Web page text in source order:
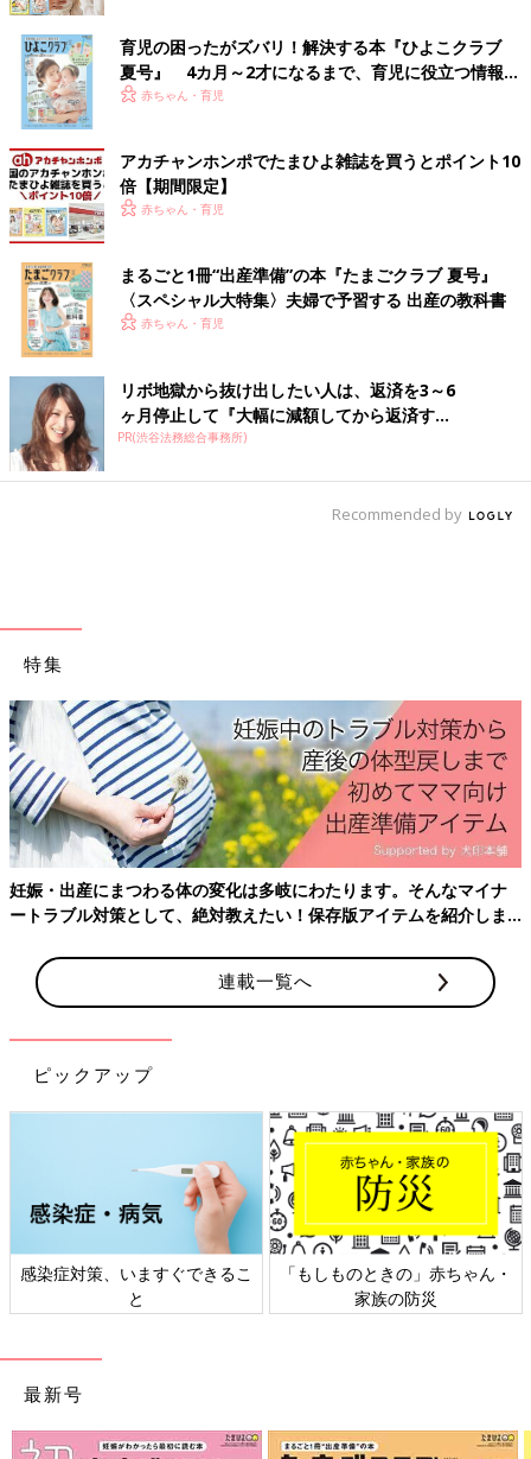
きながら謝って仲直りしたけど、母に酷いことしたなぁと今でも
反省です」（みらい）
「里帰り出産で、実父にガルガルが酷かったです。もともとは二
人でお酒をのみに行くほど仲良しだったのに、産後は父がそばに
さしくバイ菌扱い。でも罪悪感はあったので、喧嘩したあとは一
人で泣いていました。母や夫に相談して、早めに家に戻ったら少
しずつ解消していきました」（あお）
「子どもが実母だとすんなり抱っこされるのに、私に対してはギ
ャン泣き。そのたびに母親になれない気がしました」（姫ママ）
「どうでもいいことについて両親と祖母に説教していました。今
思えば明らかに常軌を逸したおかしな言動だったけれど、みんな
優しくしてくれて感謝しかないです…」（あおあお）
「妊娠前から実母が苦手でしたが、妊娠・出産後は、さらに苦手
になりました」（奈っ茶。）
「抱っこの仕方や話しかける位置（むきぐせや反りが気になる）
など、ちょっとしたことも全てが気にくわなくて、1人でイライ
ラしていた」（もきち）
「子育て初心者の私に、まわりの人たちから『そんな心配しなく
ても適当で大丈夫だよ～』『どうにか育ってくから、もっと気抜
いて平気だよ～』などのアドバイスをいただきました。今思えば
心を軽くする為とわかりますが、当時は神経質になりすぎて受け
止める余裕がなく『当事者じゃないから適当なこと言えるだけ
だ！』『お前に私の何が分かるんじゃーー！！』と、なってまし
た（笑）」（ゆずまる）
「ガルガル期はいろいろな要素が絡み合っている」とは、ベテラ
ン助産師の濵脇文子先生。ガルガル期の過ごし方のアドバイスを
頂きました。
「ガルガル期」という表現は、医学的な用語ではありません。
マ
マたちの気持ちを表現した言葉
だと思います。産後、母が精神的
に不安定な状態になることがよくあり、原因はいろいろな要素が
絡み合っていると推測されています。
【ホルモンバランスの変化】
ています。オキシトシンは別名・愛情ホルモンとも言われ、赤ち
ゃんと接することで脳から分泌され、
っている
のです。
育児の困ったがズバリ！解決する本『ひよこクラブ
夏号』 4カ月～2才になるまで、育児に役立つ情報が
いっぱい！
赤ちゃん・育児
アカチャンホンポでたまひよ雑誌を買うとポイント10
倍【期間限定】
赤ちゃん・育児
まるごと1冊“出産準備”の本『たまごクラブ 夏号』
〈スペシャル大特集〉夫婦で予習する 出産の教科書
赤ちゃん・育児
リボ地獄から抜け出したい人は、返済を3～6
ヶ月停止して『大幅に減額してから返済す...
PR(渋谷法務総合事務所)
Recommended by
特集
妊娠・出産にまつわる体の変化は多岐にわたります。そんなマイナ
ートラブル対策として、絶対教えたい！保存版アイテムを紹介しま
連載一覧へ
ピックアップ
感染症対策、いますぐできるこ
と
「もしものときの」赤ちゃん・
家族の防災
最新号